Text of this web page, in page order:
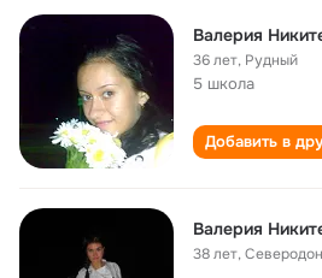
Валерия
36 лет, Рудный
5 школа
Добавить в
Валерия
38 лет,